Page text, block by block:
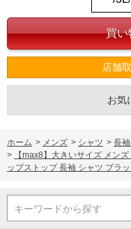
店舗
お気
ホーム > メンズ > シャツ > 長
>
【max8】大きいサイズ メン
ップストップ 長袖 シャツ ブラ
キーワードから探す